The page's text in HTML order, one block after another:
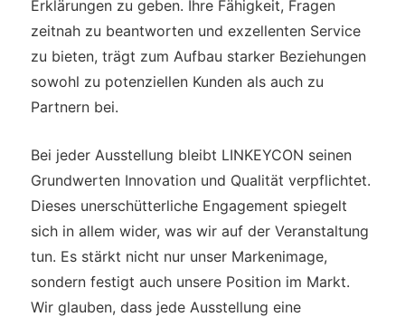
Erklärungen zu geben. Ihre Fähigkeit, Fragen
zeitnah zu beantworten und exzellenten Service
zu bieten, trägt zum Aufbau starker Beziehungen
sowohl zu potenziellen Kunden als auch zu
Partnern bei.
Bei jeder Ausstellung bleibt LINKEYCON seinen
Grundwerten Innovation und Qualität verpflichtet.
Dieses unerschütterliche Engagement spiegelt
sich in allem wider, was wir auf der Veranstaltung
tun. Es stärkt nicht nur unser Markenimage,
sondern festigt auch unsere Position im Markt.
Wir glauben, dass jede Ausstellung eine